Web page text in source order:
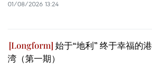
01/08/2026 13:24
始于“地利” 终于幸福的港
湾（第一期）